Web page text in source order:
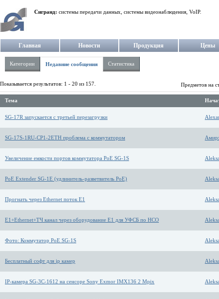
Сигранд: системы передачи данных, системы видеонаблюдения, VoIP.
Главная Новости Продукция Цены
Категории Недавние сообщения Статистика
Показывается результатов: 1 - 20 из 157. Предметов на
Тема
SG-17R запускается с третьей перезагрузки
SG-17S-1RU-CP1-2ETH проблема с коммутатором
Увеличение емкости портов коммутатора PoE SG-1S
PoE Extender SG-1E (удлинитель-разветвитель PoE)
Прогнать через Ethernet поток Е1
E1+Ethernet+ТЧ канал через оборудование E1 для УФСБ по НСО
Фото: Коммутатор PoE SG-1S
Бесплатный софт для ip камер
IP-камера SG-3C-1612 на сенсоре Sony Exmor IMX136 2 Mpix